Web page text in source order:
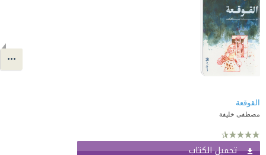
القوقعة
مصطفى خليفة
تحميل الكتاب